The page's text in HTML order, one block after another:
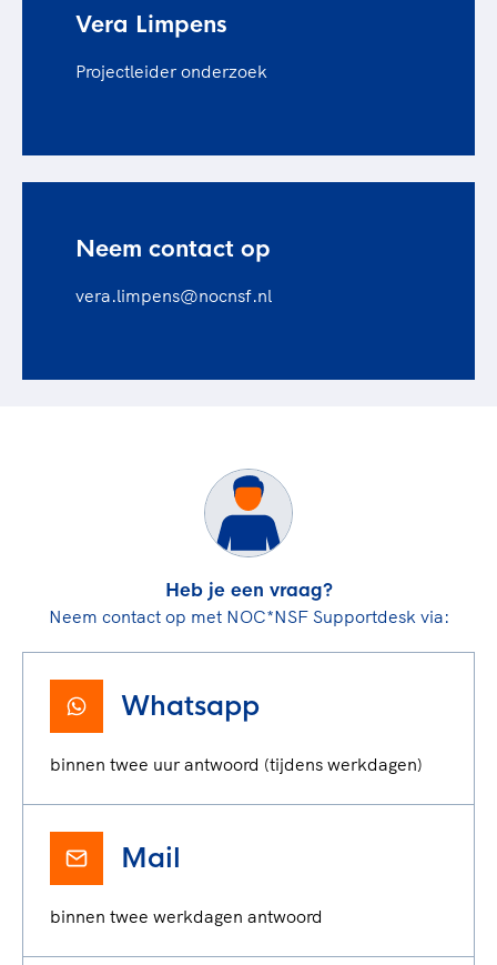
Vera Limpens
Projectleider onderzoek
Neem contact op
vera.limpens@nocnsf.nl
Heb je een vraag?
Neem contact op met NOC*NSF Supportdesk via:
Whatsapp
binnen twee uur antwoord (tijdens werkdagen)
Mail
binnen twee werkdagen antwoord